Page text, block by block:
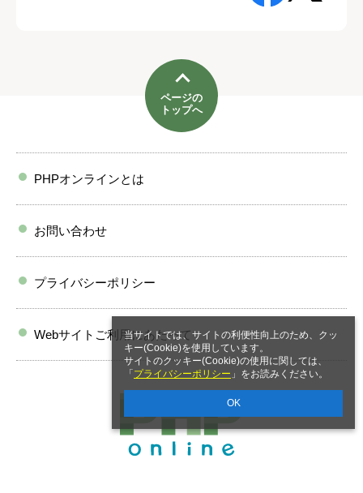
当サイトでは、サイトの利便性向上のため、クッ
キー(Cookie)を使用しています。
サイトのクッキー(Cookie)の使用に関しては、
「 プライバシーポリシー 」をお読みください。
OK
ページの
トップへ
PHPオンラインとは
お問い合わせ
プライバシーポリシー
Webサイトご利用にあたって